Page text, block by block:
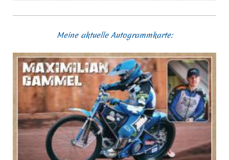
Meine aktuelle Autogrammkarte: